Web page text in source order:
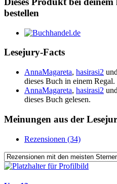
bestellen
Lesejury-Facts
AnnaMagareta, hasirasi2 und
dieses Buch in einem Regal.
AnnaMagareta, hasirasi2 und
dieses Buch gelesen.
Meinungen aus der
Rezensionen (34)